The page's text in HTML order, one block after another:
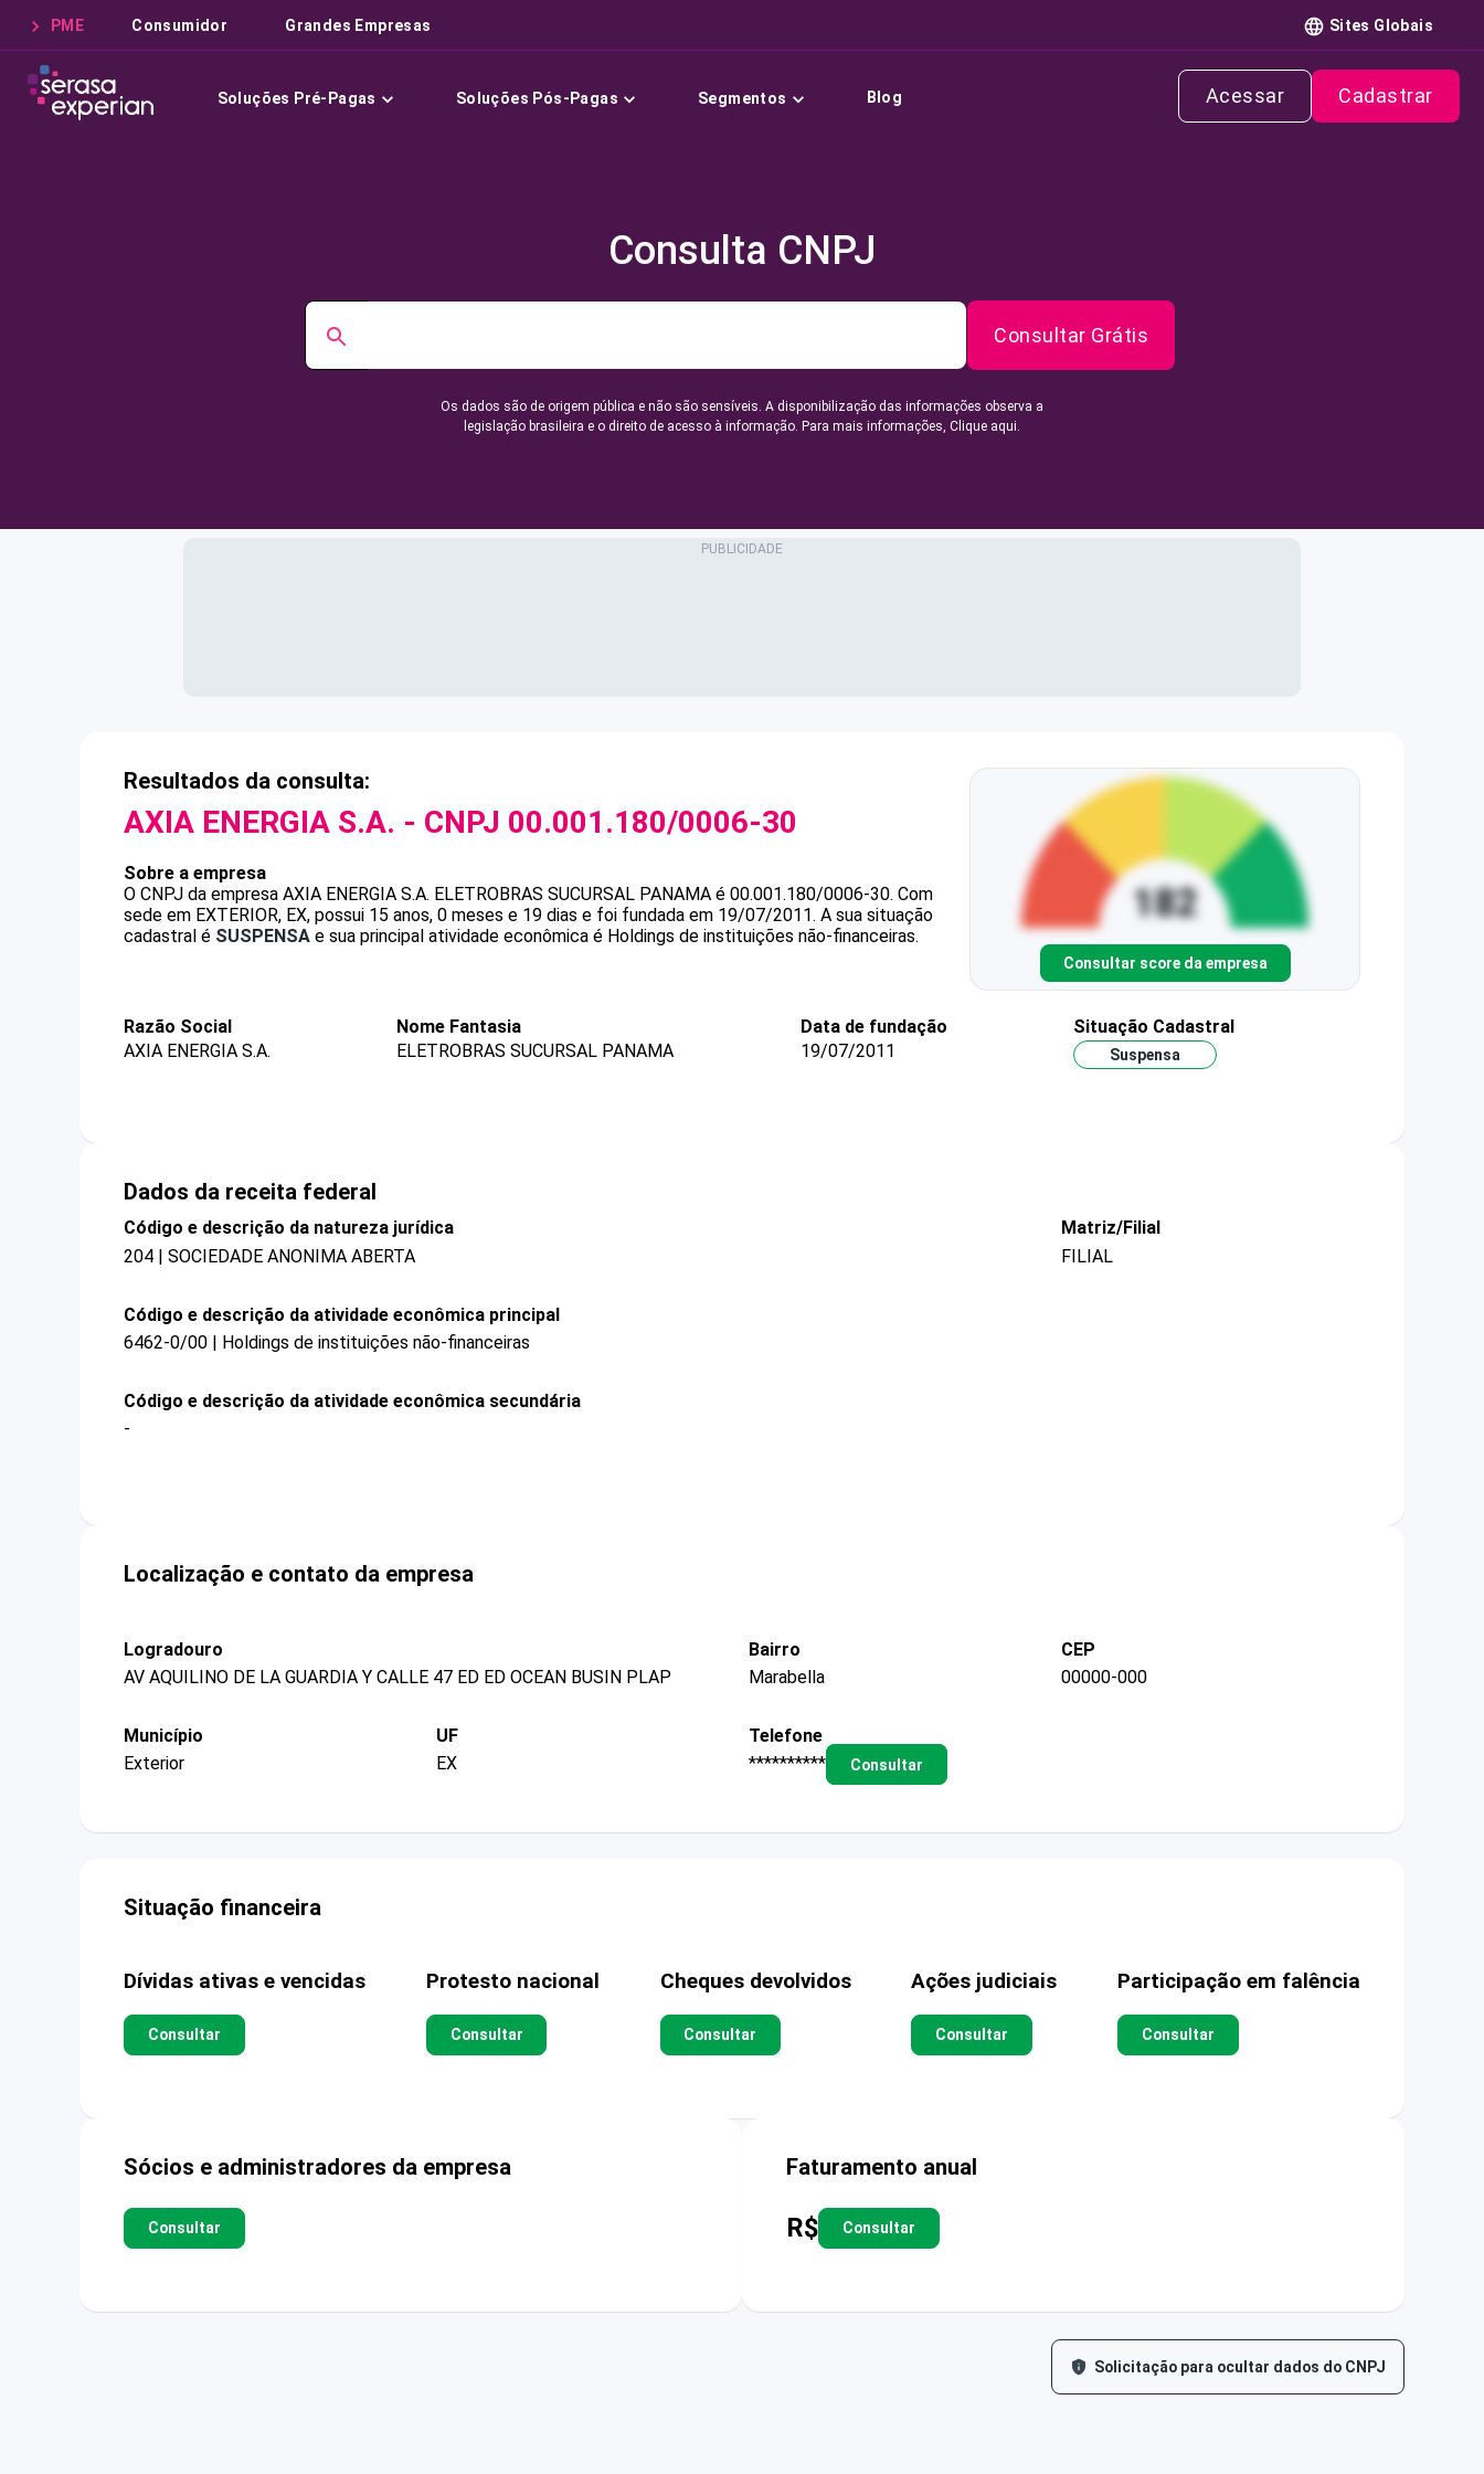
PME Consumidor Grandes Empresas Sites Globais
Soluções Pré-Pagas Soluções Pós-Pagas Segmentos Blog Acessar Cadastrar
Consulta CNPJ
Consultar Grátis
Os dados são de origem pública e não são sensíveis. A disponibilização das informações observa a
legislação brasileira e o direito de acesso à informação. Para mais informações, Clique aqui.
Resultados da consulta:
AXIA ENERGIA S.A. - CNPJ 00.001.180/0006-30
Sobre a empresa
O CNPJ da empresa AXIA ENERGIA S.A. ELETROBRAS SUCURSAL PANAMA é 00.001.180/0006-30. Com
sede em EXTERIOR, EX, possui 15 anos, 0 meses e 19 dias e foi fundada em 19/07/2011. A sua situação
cadastral é SUSPENSA e sua principal atividade econômica é Holdings de instituições não-financeiras.
Consultar score da empresa
Razão Social
AXIA ENERGIA S.A.
Nome Fantasia
ELETROBRAS SUCURSAL PANAMA
Data de fundação
19/07/2011
Situação Cadastral
Suspensa
Dados da receita federal
Código e descrição da natureza jurídica
204 | SOCIEDADE ANONIMA ABERTA
Matriz/Filial
FILIAL
Código e descrição da atividade econômica principal
6462-0/00 | Holdings de instituições não-financeiras
Código e descrição da atividade econômica secundária
-
Localização e contato da empresa
Logradouro
AV AQUILINO DE LA GUARDIA Y CALLE 47 ED ED OCEAN BUSIN PLAP
Bairro
Marabella
CEP
00000-000
Município
Exterior
UF
EX
Telefone
**********
Consultar
Situação financeira
Dívidas ativas e vencidas
Consultar
Protesto nacional
Consultar
Cheques devolvidos
Consultar
Ações judiciais
Consultar
Participação em falência
Consultar
Sócios e administradores da empresa
Consultar
Faturamento anual
R$ Consultar
Solicitação para ocultar dados do CNPJ